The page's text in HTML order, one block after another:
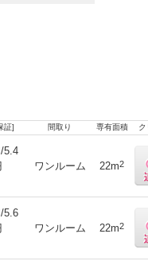
証] 間取り 専有面積
5.4
ワンルーム 22m2
5.6
ワンルーム 22m2